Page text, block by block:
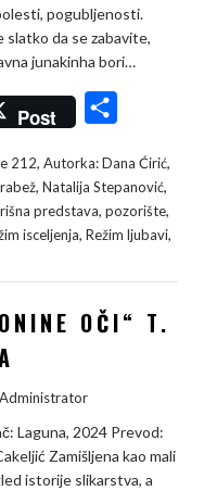
pogubljenosti.
slatko da se zabavite,
junakinha bori…
Post
a
r
e
212, Autorka: Dana Ćirić,
, Natalija Stepanović,
predstava, pozorište,
isceljenja, Režim ljubavi,
OČI“ T.
Administrator
Laguna, 2024 Prevod:
Zamišljena kao mali
istorije slikarstva, a